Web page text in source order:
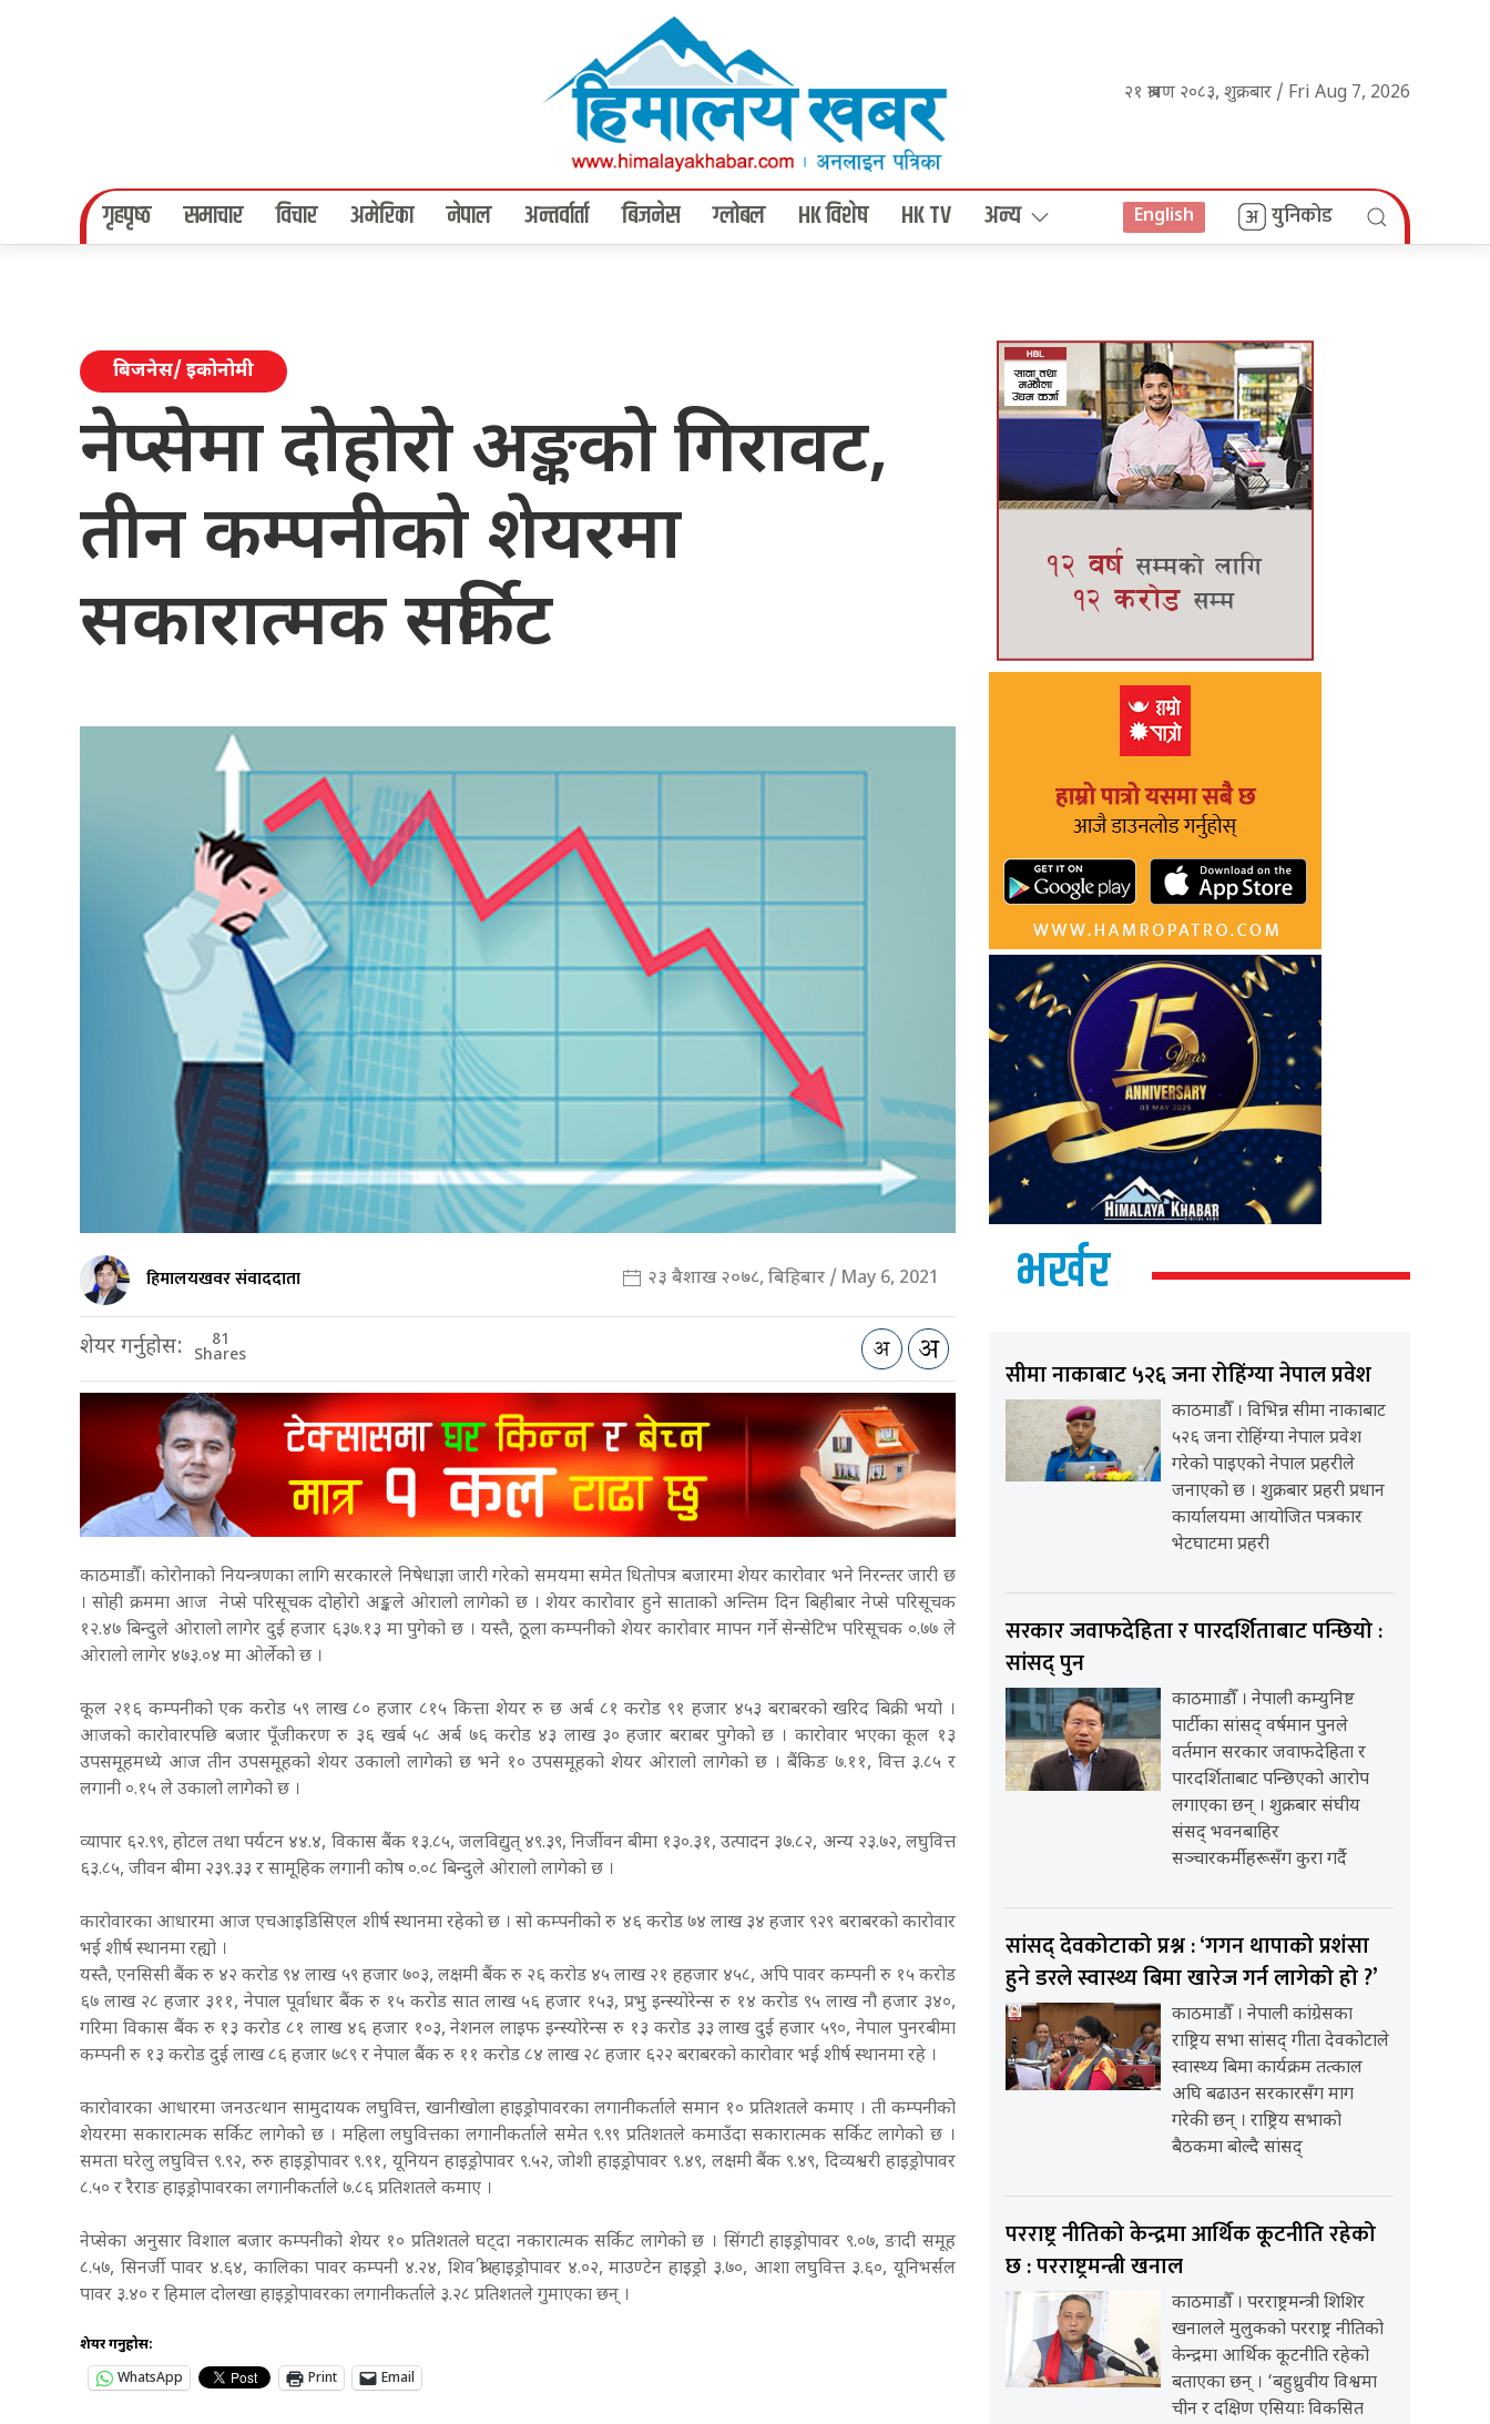
२१ श्रावण २०८३, शुक्रबार / Fri Aug 7, 2026
गृहपृष्‍ठ समाचार विचार अमेरिका नेपाल अन्तर्वार्ता बिजनेस ग्लोबल HK विशेष HK TV अन्य English युनिकोड
बिजनेस/ इकोनोमी
नेप्सेमा दोहोरो अङ्कको गिरावट,
तीन कम्पनीको शेयरमा
सकारात्मक सर्किट
हिमालयखवर संवाददाता २३ बैशाख २०७८, बिहिबार / May 6, 2021
शेयर गर्नुहोस: 81
Shares
काठमाडौँ। कोरोनाको नियन्त्रणका लागि सरकारले निषेधाज्ञा जारी गरेको समयमा समेत धितोपत्र बजारमा शेयर कारोवार भने निरन्तर जारी छ
। सोही क्रममा आज नेप्से परिसूचक दोहोरो अङ्कले ओरालो लागेको छ । शेयर कारोवार हुने साताको अन्तिम दिन बिहीबार नेप्से परिसूचक
१२.४७ बिन्दुले ओरालो लागेर दुई हजार ६३७.१३ मा पुगेको छ । यस्तै, ठूला कम्पनीको शेयर कारोवार मापन गर्ने सेन्सेटिभ परिसूचक ०.७७ ले
ओरालो लागेर ४७३.०४ मा ओर्लेको छ ।
कूल २१६ कम्पनीको एक करोड ५९ लाख ८० हजार ८१५ कित्ता शेयर रु छ अर्ब ८१ करोड ९१ हजार ४५३ बराबरको खरिद बिक्री भयो ।
आजको कारोवारपछि बजार पूँजीकरण रु ३६ खर्ब ५८ अर्ब ७६ करोड ४३ लाख ३० हजार बराबर पुगेको छ । कारोवार भएका कूल १३
उपसमूहमध्ये आज तीन उपसमूहको शेयर उकालो लागेको छ भने १० उपसमूहको शेयर ओरालो लागेको छ । बैंकिङ ७.११, वित्त ३.८५ र
लगानी ०.१५ ले उकालो लागेको छ ।
व्यापार ६२.९९, होटल तथा पर्यटन ४४.४, विकास बैंक १३.८५, जलविद्युत् ४९.३९, निर्जीवन बीमा १३०.३१, उत्पादन ३७.८२, अन्य २३.७२, लघुवित्त
६३.८५, जीवन बीमा २३९.३३ र सामूहिक लगानी कोष ०.०८ बिन्दुले ओरालो लागेको छ ।
कारोवारका आधारमा आज एचआइडिसिएल शीर्ष स्थानमा रहेको छ । सो कम्पनीको रु ४६ करोड ७४ लाख ३४ हजार ९२९ बराबरको कारोवार
भई शीर्ष स्थानमा रह्यो ।
यस्तै, एनसिसी बैंक रु ४२ करोड ९४ लाख ५९ हजार ७०३, लक्षमी बैंक रु २६ करोड ४५ लाख २१ हहजार ४५८, अपि पावर कम्पनी रु १५ करोड
६७ लाख २८ हजार ३११, नेपाल पूर्वाधार बैंक रु १५ करोड सात लाख ५६ हजार १५३, प्रभु इन्स्योरेन्स रु १४ करोड ९५ लाख नौ हजार ३४०,
गरिमा विकास बैंक रु १३ करोड ८१ लाख ४६ हजार १०३, नेशनल लाइफ इन्स्योरेन्स रु १३ करोड ३३ लाख दुई हजार ५९०, नेपाल पुनरबीमा
कम्पनी रु १३ करोड दुई लाख ८६ हजार ७८९ र नेपाल बैंक रु ११ करोड ८४ लाख २८ हजार ६२२ बराबरको कारोवार भई शीर्ष स्थानमा रहे ।
कारोवारका आधारमा जनउत्थान सामुदायक लघुवित्त, खानीखोला हाइड्रोपावरका लगानीकर्ताले समान १० प्रतिशतले कमाए । ती कम्पनीको
शेयरमा सकारात्मक सर्किट लागेको छ । महिला लघुवित्तका लगानीकर्ताले समेत ९.९९ प्रतिशतले कमाउँदा सकारात्मक सर्किट लागेको छ ।
समता घरेलु लघुवित्त ९.९२, रुरु हाइड्रोपावर ९.९१, यूनियन हाइड्रोपावर ९.५२, जोशी हाइड्रोपावर ९.४९, लक्षमी बैंक ९.४९, दिव्यश्वरी हाइड्रोपावर
८.५० र रैराङ हाइड्रोपावरका लगानीकर्ताले ७.८६ प्रतिशतले कमाए ।
नेप्सेका अनुसार विशाल बजार कम्पनीको शेयर १० प्रतिशतले घट्दा नकारात्मक सर्किट लागेको छ । सिंगटी हाइड्रोपावर ९.०७, ङादी समूह
८.५७, सिनर्जी पावर ४.६४, कालिका पावर कम्पनी ४.२४, शिव श्री हाइड्रोपावर ४.०२, माउण्टेन हाइड्रो ३.७०, आशा लघुवित्त ३.६०, यूनिभर्सल
पावर ३.४० र हिमाल दोलखा हाइड्रोपावरका लगानीकर्ताले ३.२८ प्रतिशतले गुमाएका छन् ।
शेयर गर्नुहोस:
WhatsApp
Print Email
भर्खर
सीमा नाकाबाट ५२६ जना रोहिंग्या नेपाल प्रवेश
काठमाडौँ । विभिन्न सीमा नाकाबाट
५२६ जना रोहिंग्या नेपाल प्रवेश
गरेको पाइएको नेपाल प्रहरीले
जनाएको छ । शुक्रबार प्रहरी प्रधान
कार्यालयमा आयोजित पत्रकार
भेटघाटमा प्रहरी
सरकार जवाफदेहिता र पारदर्शिताबाट पन्छियो :
सांसद् पुन
काठमााडौँ । नेपाली कम्युनिष्ट
पार्टीका सांसद् वर्षमान पुनले
वर्तमान सरकार जवाफदेहिता र
पारदर्शिताबाट पन्छिएको आरोप
लगाएका छन् । शुक्रबार संघीय
संसद् भवनबाहिर
सञ्चारकर्मीहरूसँग कुरा गर्दै
सांसद् देवकोटाको प्रश्न : ‘गगन थापाको प्रशंसा
हुने डरले स्वास्थ्य बिमा खारेज गर्न लागेको हो ?’
काठमाडौँ । नेपाली कांग्रेसका
राष्ट्रिय सभा सांसद् गीता देवकोटाले
स्वास्थ्य बिमा कार्यक्रम तत्काल
अघि बढाउन सरकारसँग माग
गरेकी छन् । राष्ट्रिय सभाको
बैठकमा बोल्दै सांसद्
परराष्ट्र नीतिको केन्द्रमा आर्थिक कूटनीति रहेको
छ : परराष्ट्रमन्त्री खनाल
काठमाडौँ । परराष्ट्रमन्त्री शिशिर
खनालले मुलुकको परराष्ट्र नीतिको
केन्द्रमा आर्थिक कूटनीति रहेको
बताएका छन् । ‘बहुध्रुवीय विश्वमा
चीन र दक्षिण एसियाः विकसित